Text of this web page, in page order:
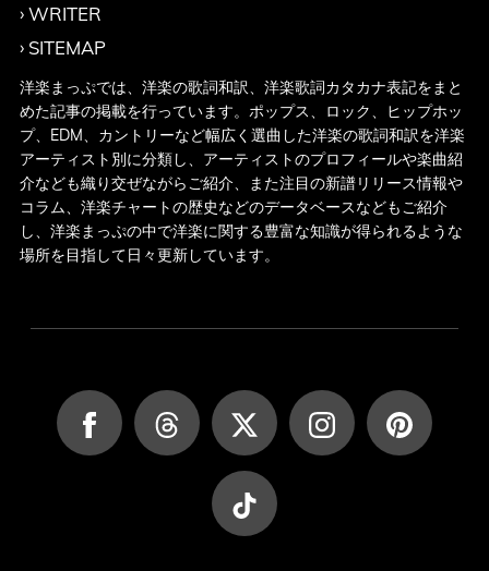
WRITER
SITEMAP
洋楽まっぷでは、洋楽の歌詞和訳、洋楽歌詞カタカナ表記をまと
めた記事の掲載を行っています。ポップス、ロック、ヒップホッ
プ、EDM、カントリーなど幅広く選曲した洋楽の歌詞和訳を洋楽
アーティスト別に分類し、アーティストのプロフィールや楽曲紹
介なども織り交ぜながらご紹介、また注目の新譜リリース情報や
コラム、洋楽チャートの歴史などのデータベースなどもご紹介
し、洋楽まっぷの中で洋楽に関する豊富な知識が得られるような
場所を目指して日々更新しています。